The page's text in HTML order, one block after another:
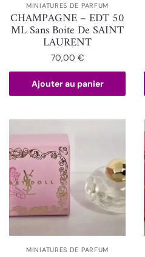
MINIATURES DE PARFUM
CHAMPAGNE – EDT 50
ML Sans Boite De SAINT
LAURENT
70,00 €
Ajouter au panier
MINIATURES DE PARFUM